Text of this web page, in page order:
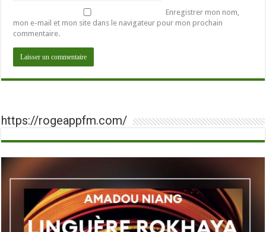
Enregistrer mon nom,
mon e-mail et mon site dans le navigateur pour mon prochain
commentaire.
https://rogeappfm.com/